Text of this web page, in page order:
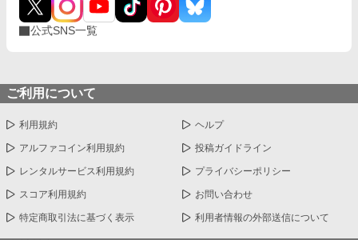
公式SNS一覧
ご利用について
利用規約 ヘルプ
アルファコイン利用規約 投稿ガイドライン
レンタルサービス利用規約 プライバシーポリシー
スコア利用規約 お問い合わせ
特定商取引法に基づく表示 利用者情報の外部送信について